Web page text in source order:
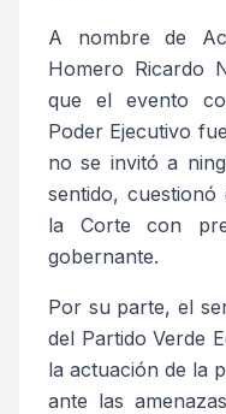
A nombre de
Homero Ricardo
queel evento
Poder Ejecutivo
no se invitó a
sentido, cuestionó
la Corte con
gobernante.
Por su parte, el
del Partido Verde
la actuación de la
ante las